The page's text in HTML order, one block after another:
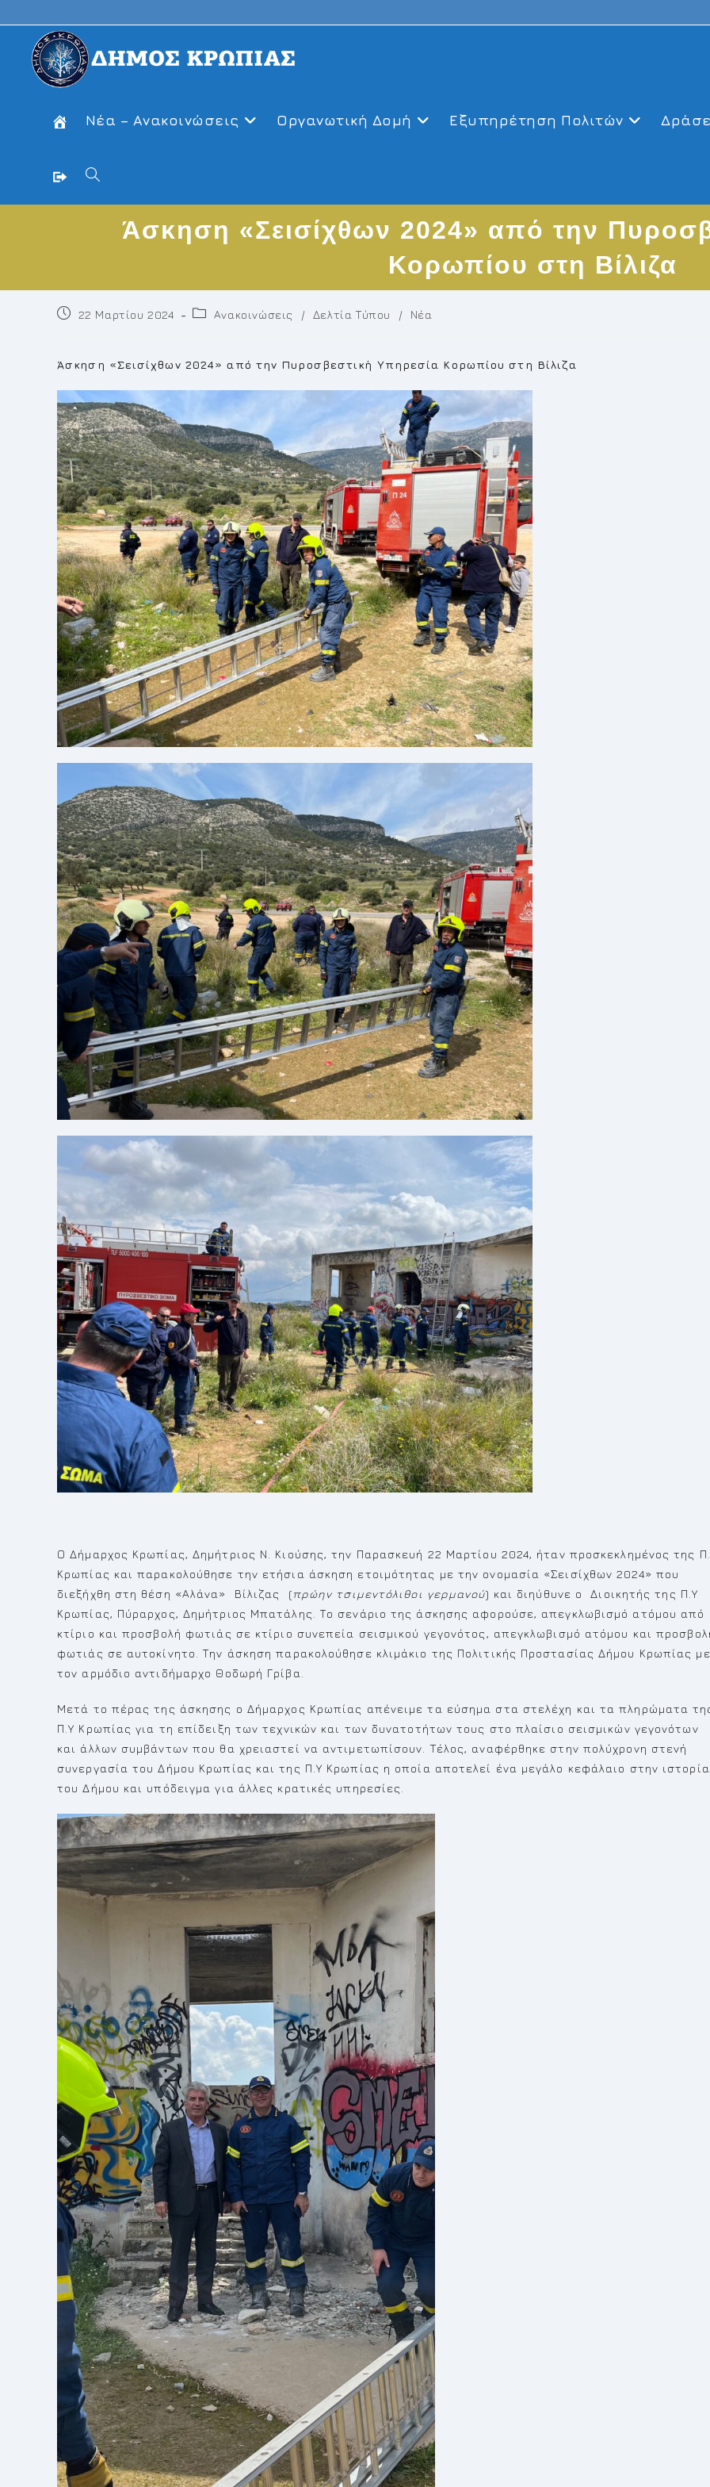
to
content
Νέα – Ανακοινώσεις Οργανωτική Δομή Εξυπηρέτηση Πολιτών
Toggle
websiteΆσκηση «Σεισίχθων 2024» από την
Κορωπίου στη Βίλιζα
Post22 Μαρτίου 2024
PostΑνακοινώσεις / Δελτία Τύπου / Νέα
Άσκηση «Σεισίχθων 2024» από την Πυροσβεστική Υπηρεσία Κορωπίου στη Βίλιζα
Ο Δήμαρχος Κρωπίας, Δημήτριος Ν. Κιούσης, την Παρασκευή 22 Μαρτίου 2024, ήταν προσκεκλημένος της
Κρωπίας και παρακολούθησε την ετήσια άσκηση ετοιμότητας με την ονομασία «Σεισίχθων 2024» που
διεξήχθη στη θέση «Αλάνα» Βίλιζας (πρώην τσιμεντόλιθοι γερμανού) και διηύθυνε ο Διοικητής της Π.Υ
Κρωπίας, Πύραρχος, Δημήτριος Μπατάλης. Το σενάριο της άσκησης αφορούσε, απεγκλωβισμό ατόμου από
κτίριο και προσβολή φωτιάς σε κτίριο συνεπεία σεισμικού γεγονότος, απεγκλωβισμό ατόμου και
φωτιάς σε αυτοκίνητο. Την άσκηση παρακολούθησε κλιμάκιο της Πολιτικής Προστασίας Δήμου Κρωπίας με
τον αρμόδιο αντιδήμαρχο Θοδωρή Γρίβα.
Μετά το πέρας της άσκησης ο Δήμαρχος Κρωπίας απένειμε τα εύσημα στα στελέχη και τα πληρώματα
Π.Υ Κρωπίας για τη επίδειξη των τεχνικών και των δυνατοτήτων τους στο πλαίσιο σεισμικών γεγονότων
και άλλων συμβάντων που θα χρειαστεί να αντιμετωπίσουν. Τέλος, αναφέρθηκε στην πολύχρονη στενή
συνεργασία του Δήμου Κρωπίας και της Π.Υ Κρωπίας η οποία αποτελεί ένα μεγάλο κεφάλαιο στην ιστορία
του Δήμου και υπόδειγμα για άλλες κρατικές υπηρεσίες.